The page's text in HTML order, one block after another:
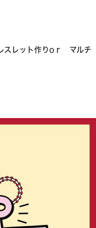
スレット作りoｒ マルチ